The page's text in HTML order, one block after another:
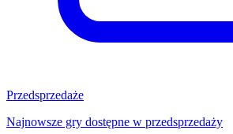
Przedsprzedaże
Najnowsze gry dostępne w przedsprzedaży